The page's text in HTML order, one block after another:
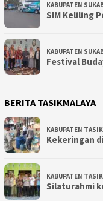
KABUPATEN
SIM Keliling
KABUPATEN
Festival
BERITA TASIKMALAYA
KABUPATEN
Kekeringan
KABUPATEN
Silaturahmi